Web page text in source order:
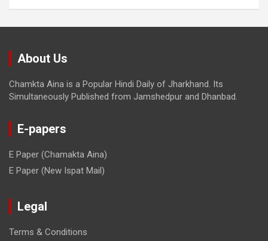
About Us
Chamkta Aina is a Popular Hindi Daily of Jharkhand. Its
Simultaneously Published from Jamshedpur and Dhanbad.
E-papers
E Paper (Chamakta Aina)
E Paper (New Ispat Mail)
Legal
Terms & Conditions